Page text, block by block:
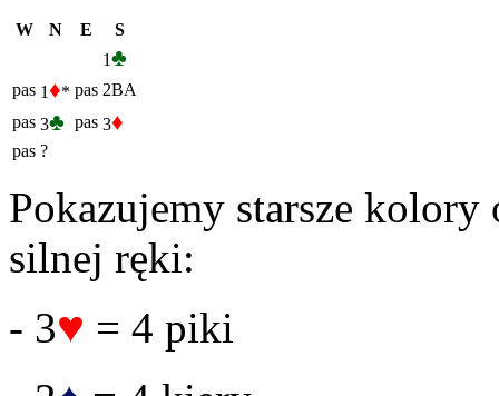
W N E
S
1♣
pas 1♦* pas 2BA
pas 3♣ pas 3♦
pas ?
Pokazujemy starsze kolory
silnej ręki:
- 3♥ = 4 piki